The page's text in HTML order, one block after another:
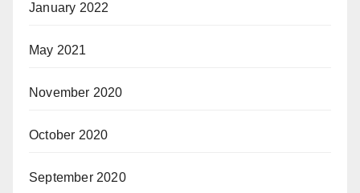
January 2022
May 2021
November 2020
October 2020
September 2020